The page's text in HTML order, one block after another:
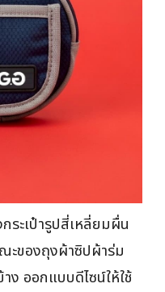
ระเป๋ารูปสี่เหลี่ยมผื่น
ะของถุงผ้าซิปผ้าร่ม
ง ออกแบบดีไซน์ให้ใช้